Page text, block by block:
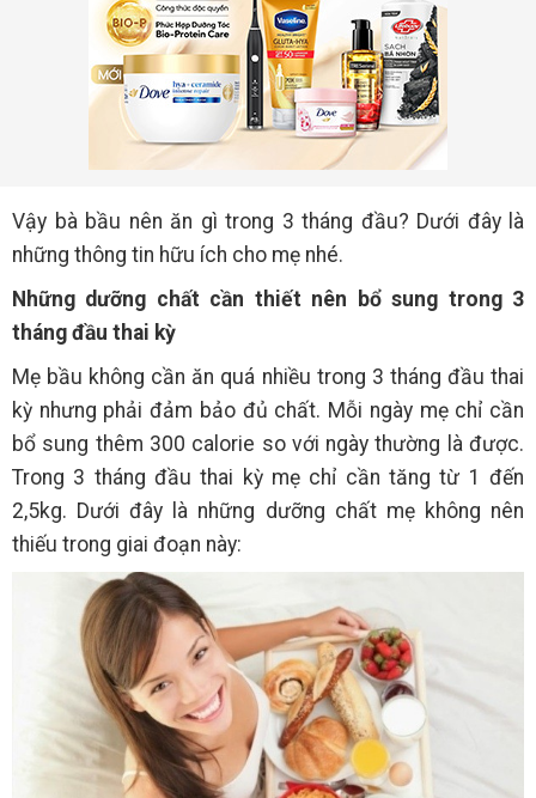
Vậy bà bầu nên ăn gì trong 3 tháng đầu? Dưới đây là
những thông tin hữu ích cho mẹ nhé.
Những dưỡng chất cần thiết nên bổ sung trong 3
tháng đầu thai kỳ
Mẹ bầu không cần ăn quá nhiều trong 3 tháng đầu thai
kỳ nhưng phải đảm bảo đủ chất. Mỗi ngày mẹ chỉ cần
bổ sung thêm 300 calorie so với ngày thường là được.
Trong 3 tháng đầu thai kỳ mẹ chỉ cần tăng từ 1 đến
2,5kg. Dưới đây là những dưỡng chất mẹ không nên
thiếu trong giai đoạn này: